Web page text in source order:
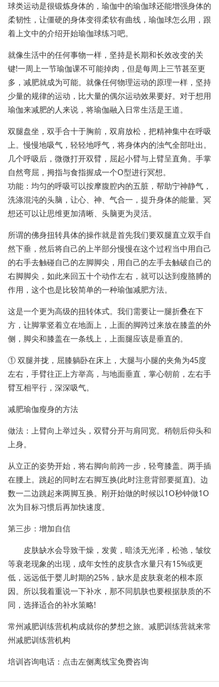
球类运动是很锻炼身体的，瑜伽中的瑜伽球还能增强身体的
柔韧性，让僵硬的身体变得柔软有曲线，瑜伽球怎么用，跟
着上文中的介绍开始瑜伽球练习吧。
就像生活中的任何事物一样，坚持是长期和长效改变的关
键!一周上一节瑜伽课不可能掉肉，但是每周上三节甚至更
多，减肥就成为可能。就像任何物理运动的原理一样，坚持
少量的规律的运动，比大量的偶尔运动效果要好。对于想用
瑜伽来减肥的人来说，将瑜伽融入日常生活是王道。
双腿盘坐，双手合十于胸前，双肩放松，把精神集中在呼吸
上。慢慢地吸气，轻轻地呼气，将身体内的浊气全部吐出。
几个呼吸后，微微打开双臂，屈起小臂与上臂呈直角。手掌
自然弯屈，拇指与食指握成一个O型进行冥想。
功能：均匀的呼吸可以按摩腹腔内的五脏，帮助宁神静气，
洗涤混沌的头脑，让心、神、气合一，提升身体的能量。冥
想还可以让思维更加清晰、头脑更为灵活。
所谓的佛身扭转具体的操作就是首先我们要双腿直立双手自
然下垂，然后将自己的上半部分慢慢在这个过程当中用自己
的右手去触碰自己的左脚脚尖，用自己的左手去触破自己的
右脚脚尖，如此来回五十个动作左右，就可以达到瘦胳膊的
作用，这个也是比较简单的一种瑜伽减肥方法。
这是一个更为高级的扭转体式。我们需要让一腿折叠在下
方，让脚掌竖着立在地面上，上面的脚跨过来放在膝盖的外
侧，脚尖和膝盖在一条线上，上面腿应该是垂直的。
① 双腿并拢，屈膝躺卧在床上，大腿与小腿的夹角为45度
左右，手臂往正上方举高，与地面垂直，掌心朝前，左右手
臂互相平行，深深吸气。
减肥瑜伽瘦身的方法
做法：上臂向上举过头，双臂分开与肩同宽。稍朝后仰头和
上身。
从立正的姿势开始，将右脚向前跨一步，轻弯膝盖。两手插
在腰上。跳起的同时左右脚互换(此时注意背部要挺直)。边
数一二边跳起来两脚互换。刚开始做的时候以1O秒钟做1O
次为目标习惯后再加快速度。
第三步：增加自信
皮肤缺水会导致干燥，发黄，暗淡无光泽，松弛，皱纹
等衰老现象的出现，成年女性的皮肤含水量只有15%或更
低，远远低于婴儿时期的25%，缺水是皮肤衰老的根本原
因。所以我着重说一下补水，那不同肌肤也要根据肤质的不
同，选择适合的补水策略!
常州减肥训练营机构成就你的梦想之旅。减肥训练营就来常
州减肥训练营机构
培训咨询电话：点击左侧离线宝免费咨询